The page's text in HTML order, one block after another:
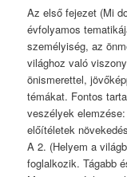
Az első fejezet (Mi
évfolyamos
személyiség, az
világhoz való
önismerettel,
témákat. Fontos
veszélyek
előítéletek
A 2. (Helyem a
foglalkozik. Tágabb